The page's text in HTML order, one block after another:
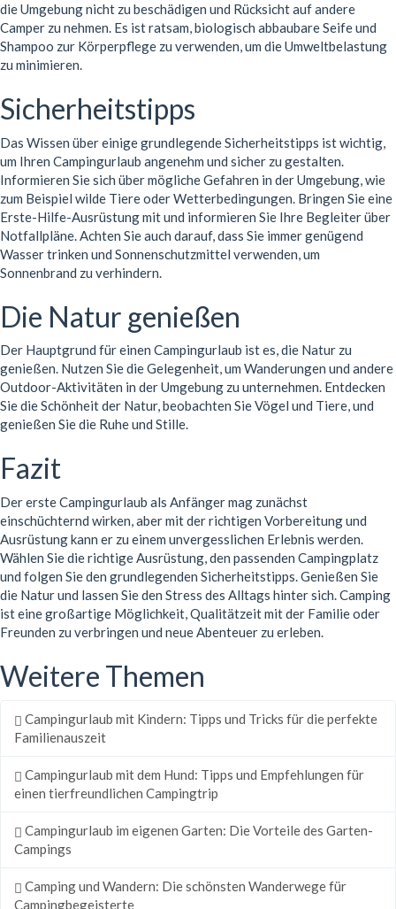
die Umgebung nicht zu beschädigen und Rücksicht auf andere
Camper zu nehmen. Es ist ratsam, biologisch abbaubare Seife und
Shampoo zur Körperpflege zu verwenden, um die Umweltbelastung
zu minimieren.
Sicherheitstipps
Das Wissen über einige grundlegende Sicherheitstipps ist wichtig,
um Ihren Campingurlaub angenehm und sicher zu gestalten.
Informieren Sie sich über mögliche Gefahren in der Umgebung, wie
zum Beispiel wilde Tiere oder Wetterbedingungen. Bringen Sie eine
Erste-Hilfe-Ausrüstung mit und informieren Sie Ihre Begleiter über
Notfallpläne. Achten Sie auch darauf, dass Sie immer genügend
Wasser trinken und Sonnenschutzmittel verwenden, um
Sonnenbrand zu verhindern.
Die Natur genießen
Der Hauptgrund für einen Campingurlaub ist es, die Natur zu
genießen. Nutzen Sie die Gelegenheit, um Wanderungen und andere
Outdoor-Aktivitäten in der Umgebung zu unternehmen. Entdecken
Sie die Schönheit der Natur, beobachten Sie Vögel und Tiere, und
genießen Sie die Ruhe und Stille.
Fazit
Der erste Campingurlaub als Anfänger mag zunächst
einschüchternd wirken, aber mit der richtigen Vorbereitung und
Ausrüstung kann er zu einem unvergesslichen Erlebnis werden.
Wählen Sie die richtige Ausrüstung, den passenden Campingplatz
und folgen Sie den grundlegenden Sicherheitstipps. Genießen Sie
die Natur und lassen Sie den Stress des Alltags hinter sich. Camping
ist eine großartige Möglichkeit, Qualitätzeit mit der Familie oder
Freunden zu verbringen und neue Abenteuer zu erleben.
Weitere Themen
Campingurlaub mit Kindern: Tipps und Tricks für die perfekte
Familienauszeit
Campingurlaub mit dem Hund: Tipps und Empfehlungen für
einen tierfreundlichen Campingtrip
Campingurlaub im eigenen Garten: Die Vorteile des Garten-
Campings
Camping und Wandern: Die schönsten Wanderwege für
Campingbegeisterte